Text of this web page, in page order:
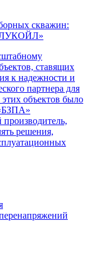
скважин:
ставящих
к надежности и
партнера для
объектов было
производитель,
решения,